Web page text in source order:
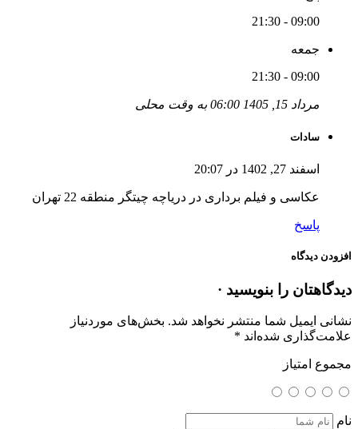
09:00 - 21:30
جمعه
09:00 - 21:30
مرداد 15, 1405 06:00 به وقت محلی
سادات
اسفند 27, 1402 در 20:07
عکاسی و فیلم برداری در دریاچه چیتگر منطقه 22 تهران
پاسخ
افزودن دیدگاه
دیدگاهتان را بنویسید ·
نشانی ایمیل شما منتشر نخواهد شد. بخش‌های موردنیاز
علامت‌گذاری شده‌اند *
مجموع امتیاز
نام